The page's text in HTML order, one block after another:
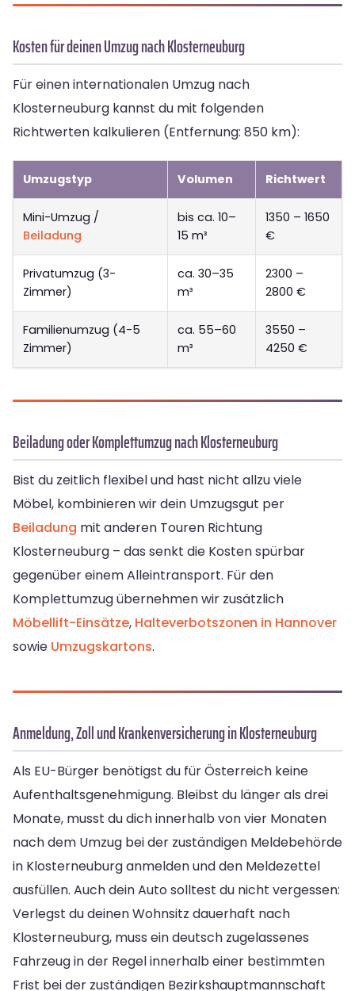
Kosten für deinen Umzug nach Klosterneuburg
Für einen internationalen Umzug nach
Klosterneuburg kannst du mit folgenden
Richtwerten kalkulieren (Entfernung: 850 km):
Umzugstyp Volumen Richtwert
Mini-Umzug /
Beiladung
bis ca. 10–
15 m³
1350 – 1650
€
Privatumzug (3-
Zimmer)
ca. 30–35
m³
2300 –
2800 €
Familienumzug (4-5
Zimmer)
ca. 55–60
m³
3550 –
4250 €
Beiladung oder Komplettumzug nach Klosterneuburg
Bist du zeitlich flexibel und hast nicht allzu viele
Möbel, kombinieren wir dein Umzugsgut per
Beiladung mit anderen Touren Richtung
Klosterneuburg – das senkt die Kosten spürbar
gegenüber einem Alleintransport. Für den
Komplettumzug übernehmen wir zusätzlich
Möbellift-Einsätze, Halteverbotszonen in Hannover
sowie Umzugskartons.
Anmeldung, Zoll und Krankenversicherung in Klosterneuburg
Als EU-Bürger benötigst du für Österreich keine
Aufenthaltsgenehmigung. Bleibst du länger als drei
Monate, musst du dich innerhalb von vier Monaten
nach dem Umzug bei der zuständigen Meldebehörde
in Klosterneuburg anmelden und den Meldezettel
ausfüllen. Auch dein Auto solltest du nicht vergessen:
Verlegst du deinen Wohnsitz dauerhaft nach
Klosterneuburg, muss ein deutsch zugelassenes
Fahrzeug in der Regel innerhalb einer bestimmten
Frist bei der zuständigen Bezirkshauptmannschaft